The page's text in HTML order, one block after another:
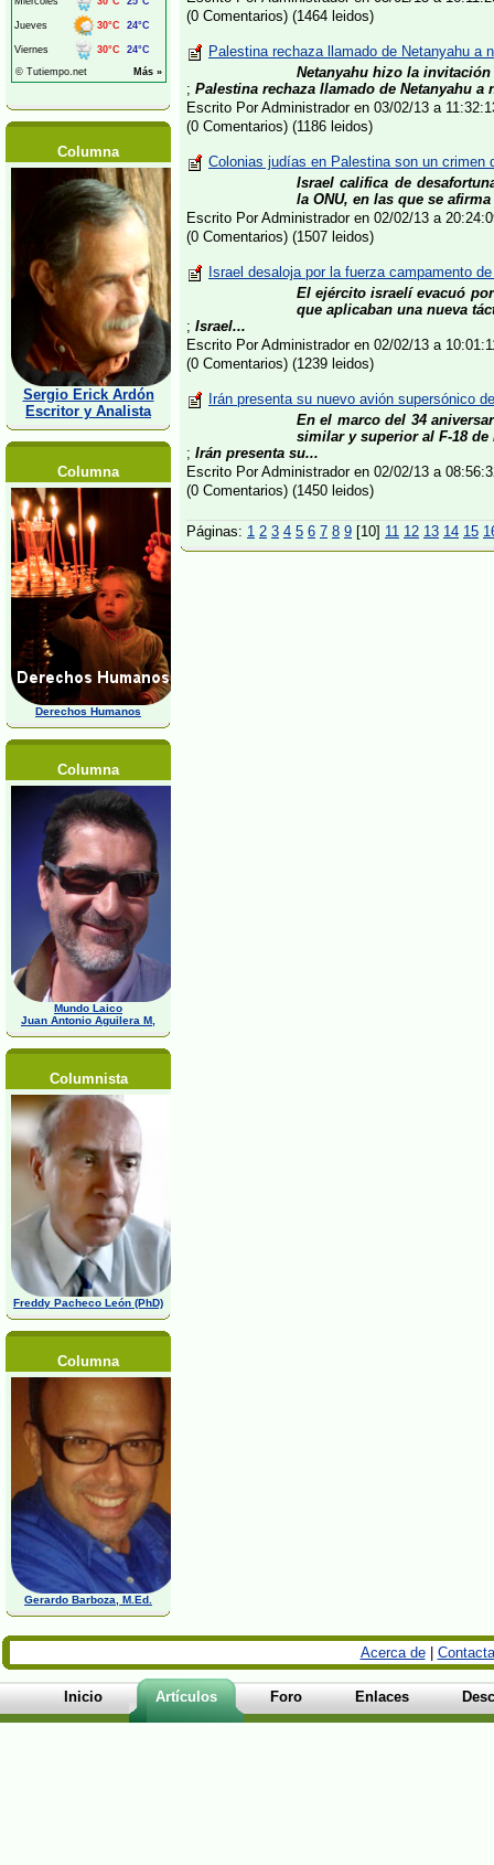
Columna
Sergio Erick Ardón
Escritor y Analista
Columna
Derechos Humanos
Columna
Mundo Laico
Juan Antonio Aguilera M,
Columnista
Freddy Pacheco León (PhD)
Columna
Gerardo Barboza, M.Ed.
(0 Comentarios) (1464 leidos)
Palestina rechaza llamado de Netanyahu a
Netanyahu hizo la
; Palestina rechaza llamado de Netanyahu
Escrito Por Administrador en 03/02/13 a
(0 Comentarios) (1186 leidos)
Colonias judías en Palestina son un crimen
Israel califica de
la ONU, en las que se
Escrito Por Administrador en 02/02/13 a
(0 Comentarios) (1507 leidos)
Israel desaloja por la fuerza campamento
El ejército israelí evacuó
que aplicaban una nueva
; Israel...
Escrito Por Administrador en 02/02/13 a
(0 Comentarios) (1239 leidos)
Irán presenta su nuevo avión supersónico
En el marco del 34
similar y superior al F-18 de
; Irán presenta su...
Escrito Por Administrador en 02/02/13 a
(0 Comentarios) (1450 leidos)
Páginas: 1 2 3 4 5 6 7 8 9 [10] 11 12 13 14 15
Acerca de|
Inicio Artículos Foro Enlaces